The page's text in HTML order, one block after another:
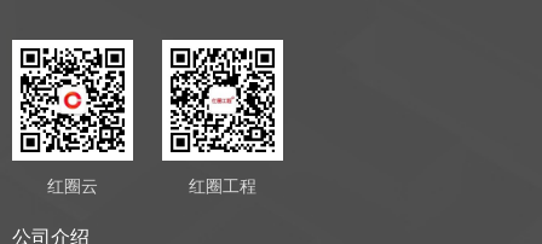
红圈云 红圈工程
公司介绍